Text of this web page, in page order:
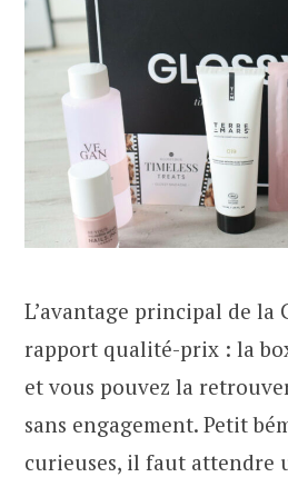
L’avantage principal de la
rapport qualité-prix : la
et vous pouvez la
sans engagement. Petit
curieuses, il faut attendre